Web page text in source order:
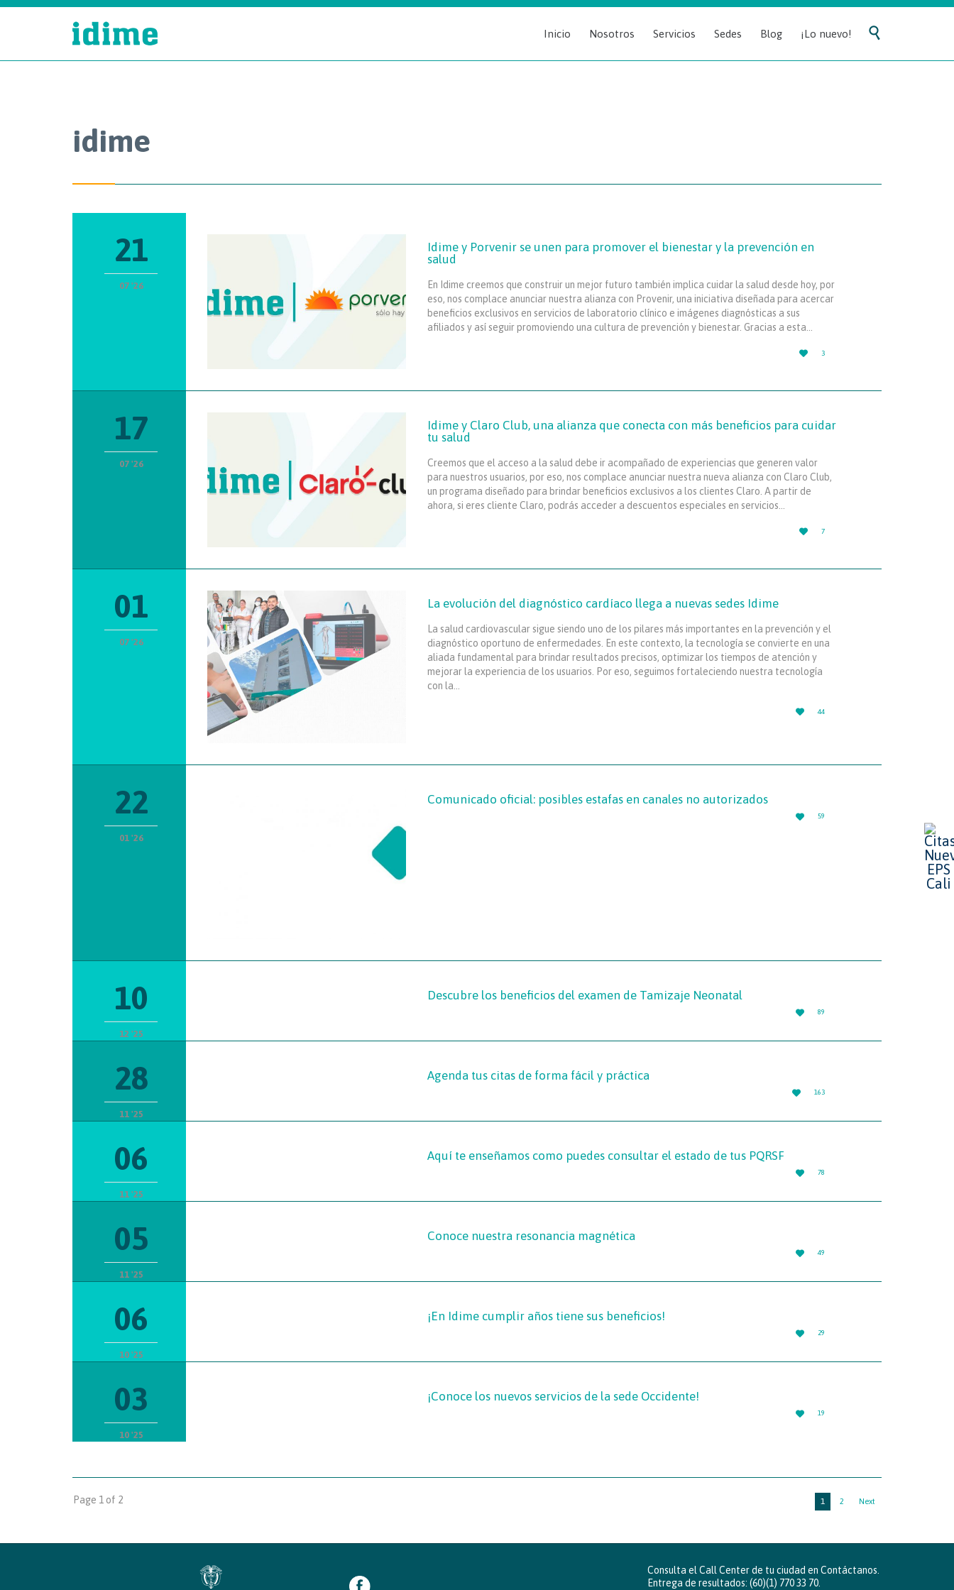
Skip
to
Inicio Nosotros Servicios Sedes Blog ¡Lo nuevo! 
idime
21
07 '26
Idime y Porvenir se unen para promover el bienestar y la prevención en
salud
En Idime creemos que construir un mejor futuro también implica cuidar la salud desde hoy, por
eso, nos complace anunciar nuestra alianza con Provenir, una iniciativa diseñada para acercar
beneficios exclusivos en servicios de laboratorio clínico e imágenes diagnósticas a sus
afiliados y así seguir promoviendo una cultura de prevención y bienestar. Gracias a esta…

LOVE
IT
3
17
07 '26
Idime y Claro Club, una alianza que conecta con más beneficios para cuidar
tu salud
Creemos que el acceso a la salud debe ir acompañado de experiencias que generen valor
para nuestros usuarios, por eso, nos complace anunciar nuestra nueva alianza con Claro Club,
un programa diseñado para brindar beneficios exclusivos a los clientes Claro. A partir de
ahora, si eres cliente Claro, podrás acceder a descuentos especiales en servicios…

LOVE
IT
7
01
07 '26
La evolución del diagnóstico cardíaco llega a nuevas sedes Idime
La salud cardiovascular sigue siendo uno de los pilares más importantes en la prevención y el
diagnóstico oportuno de enfermedades. En este contexto, la tecnología se convierte en una
aliada fundamental para brindar resultados precisos, optimizar los tiempos de atención y
mejorar la experiencia de los usuarios. Por eso, seguimos fortaleciendo nuestra tecnología
con la…

LOVE
IT
44
22
01 '26
Comunicado oficial: posibles estafas en canales no autorizados

LOVE
IT
59
10
12 '25
Descubre los beneficios del examen de Tamizaje Neonatal

LOVE
IT
89
28
11 '25
Agenda tus citas de forma fácil y práctica

LOVE
IT
163
06
11 '25
Aquí te enseñamos como puedes consultar el estado de tus PQRSF

LOVE
IT
78
05
11 '25
Conoce nuestra resonancia magnética

LOVE
IT
49
06
10 '25
¡En Idime cumplir años tiene sus beneficios!

LOVE
IT
29
03
10 '25
¡Conoce los nuevos servicios de la sede Occidente!

LOVE
IT
19
Page 1 of 2 1 2 Next
Consulta el Call Center de tu ciudad en Contáctanos
Entrega de resultados: (60)(1) 770 33 70.